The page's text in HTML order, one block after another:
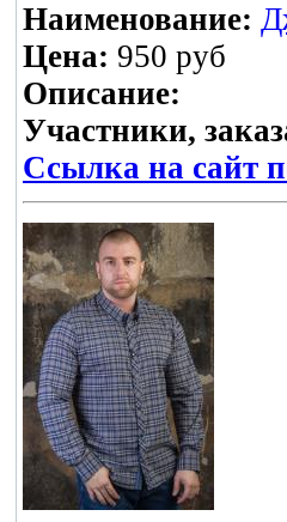
Наименование:
Цена: 950 руб
Описание:
Участники,
Ссылка на сайт